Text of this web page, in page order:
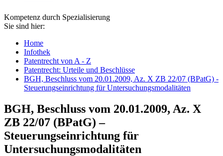
Kompetenz durch Spezialisierung
Sie sind hier:
Home
Infothek
Patentrecht von A - Z
Patentrecht: Urteile und Beschlüsse
BGH, Beschluss vom 20.01.2009, Az. X ZB 22/07 (BPatG) -
Steuerungseinrichtung für Untersuchungsmodalitäten
BGH, Beschluss vom 20.01.2009, Az. X
ZB 22/07 (BPatG) –
Steuerungseinrichtung für
Untersuchungsmodalitäten